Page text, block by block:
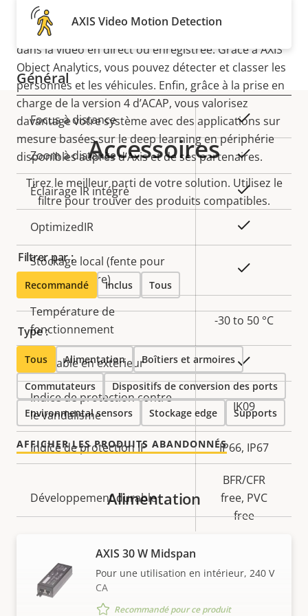
périphérie. Cela permet de garantir des capacités de
recherche médico-légale rapides, faciles et efficaces
dans la vidéo en direct ou enregistrée. Grâce à AXIS
Object Analytics, vous pouvez détecter et classer les
personnes et les véhicules. Enfin, grâce à la prise en
charge de la version 4 d’ACAP, vous valorisez
davantage votre système avec des applications sur
mesure basées sur le deep learning en périphérie
disponibles auprès d’Axis et de ses partenaires.
de la
propriété
propriété
Démarrage sécurisé
Général
Description
de la
propriété
Valeur de
la
propriété
Focus à distance Oui
Zoom à distance Oui
Éclairage IR intégré Oui
OptimizedIR
Stockage local (fente pour
carte mémoire)
Température de
fonctionnement
-30 to 50 °C
Utilisable en extérieur
Indice de protection contre
le vandalisme
IK09
Indice de protection IP IP66, IP67
Développement durable
BFR/CFR
free, PVC
free
AXIS Video Motion Detection
Accessoires
Tirez le meilleur parti de votre solution. Utilisez le
filtre pour trouver des produits compatibles.
Filtrer par :
Recommandé Inclus Tous
Type :
Tous Alimentation Boîtiers et armoires
Commutateurs Dispositifs de conversion des ports
Environmental sensors Stockage edge Supports
AFFICHER LES PRODUITS ABANDONNÉS
Alimentation
AXIS 30 W Midspan
Pour une utilisation en intérieur, 240 V
CA
Recommandé pour ce produit